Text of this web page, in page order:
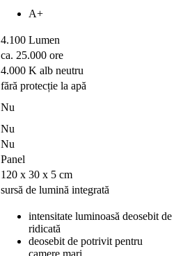
A+
4.100 Lumen
ca. 25.000 ore
4.000 K alb neutru
fără protecție la apă
Nu
Nu
Nu
Panel
120 x 30 x 5 cm
sursă de lumină integrată
intensitate luminoasă deosebit de
ridicată
deosebit de potrivit pentru
camere mari